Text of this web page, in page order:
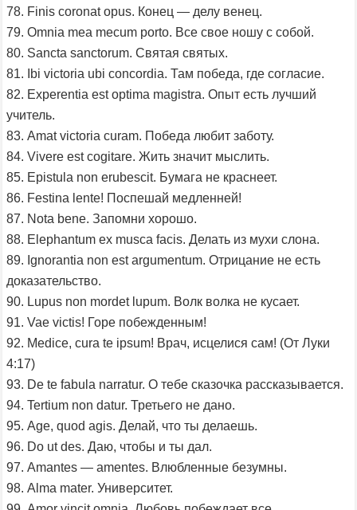
78. Finis coronat opus. Конец — делу венец.
79. Omnia mea mecum porto. Все свое ношу с собой.
80. Sancta sanctorum. Святая святых.
81. Ibi victoria ubi concordia. Там победа, где согласие.
82. Experentia est optima magistra. Опыт есть лучший
учитель.
83. Amat victoria curam. Победа любит заботу.
84. Vivere est cogitare. Жить значит мыслить.
85. Epistula non erubescit. Бумага не краснеет.
86. Festina lente! Поспешай медленней!
87. Nota bene. Запомни хорошо.
88. Elephantum ex musca facis. Делать из мухи слона.
89. Ignorantia non est argumentum. Отрицание не есть
доказательство.
90. Lupus non mordet lupum. Волк волка не кусает.
91. Vae victis! Горе побежденным!
92. Medice, cura te ipsum! Врач, исцелися сам! (От Луки
4:17)
93. De te fabula narratur. О тебе сказочка рассказывается.
94. Tertium non datur. Третьего не дано.
95. Age, quod agis. Делай, что ты делаешь.
96. Do ut des. Даю, чтобы и ты дал.
97. Amantes — amentes. Влюбленные безумны.
98. Alma mater. Университет.